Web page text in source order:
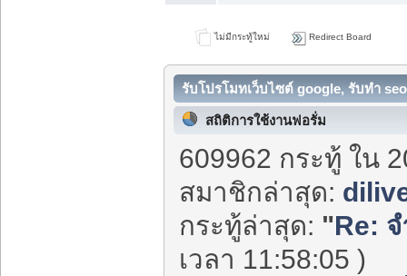
ไม่มีกระทู้ใหม่ Redirect Board
รับโปรโมทเว็บไซต์ google, รับทำ
สถิติการใช้งานฟอรั่ม
609962 กระทู้ ใน
สมาชิกล่าสุด:
กระทู้ล่าสุด: "Re:
เวลา 11:58:05 )